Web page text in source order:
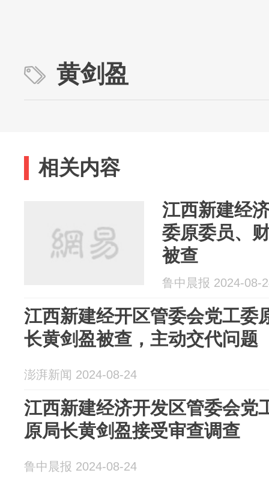
黄剑盈
相关内容
江西新建经
委原委员、
被查
鲁中晨报 2024-08-
江西新建经开区管委会党工委
长黄剑盈被查，主动交代问题
澎湃新闻 2024-08-24
江西新建经济开发区管委会党
原局长黄剑盈接受审查调查
鲁中晨报 2024-08-24